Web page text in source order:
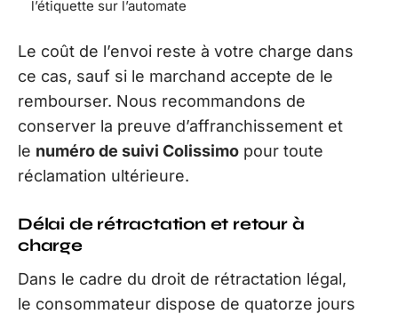
l’étiquette sur l’automate
Le coût de l’envoi reste à votre charge dans
ce cas, sauf si le marchand accepte de le
rembourser. Nous recommandons de
conserver la preuve d’affranchissement et
le numéro de suivi Colissimo pour toute
réclamation ultérieure.
Délai de rétractation et retour à
charge
Dans le cadre du droit de rétractation légal,
le consommateur dispose de quatorze jours